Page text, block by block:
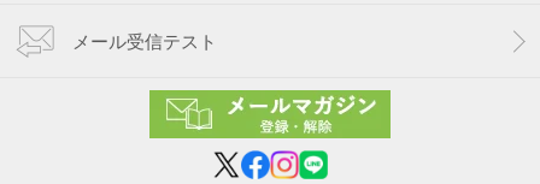
メール受信テスト